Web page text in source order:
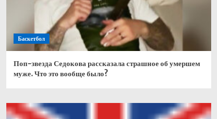
Баскетбол
Поп-звезда Седокова рассказала страшное об умершем
муже. Что это вообще было?